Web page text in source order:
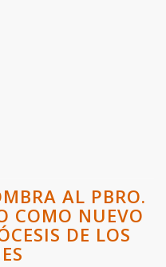
AL PBRO.
COMO NUEVO
DE LOS